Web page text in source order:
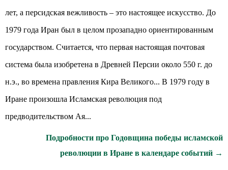
лет, а персидская вежливость – это настоящее искусство. До
1979 года Иран был в целом прозападно ориентированным
государством. Считается, что первая настоящая почтовая
система была изобретена в Древней Персии около 550 г. до
н.э., во времена правления Кира Великого... В 1979 году в
Иране произошла Исламская революция под
предводительством Ая...
Подробности про Годовщина победы исламской
революции в Иране в календаре событий →